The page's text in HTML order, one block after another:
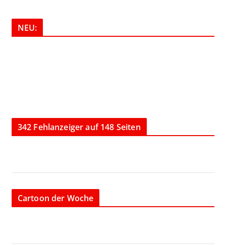
NEU:
342 Fehlanzeiger auf 148 Seiten
Cartoon der Woche